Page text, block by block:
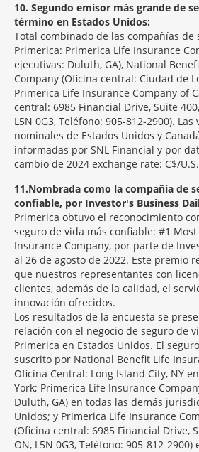
10 Segundo emisor más grande de
término en Estados Unidos:
Total combinado de las compañías de
Primerica: Primerica Life Insurance
ejecutivas: Duluth, GA), National
Company (Oficina central: Ciudad de
Primerica Life Insurance Company of
central: 6985 Financial Drive, Suite
L5N 0G3, Teléfono: 905-812-2900).
nominales de Estados Unidos y
informadas por SNL Financial y por
cambio de 2024 exchange rate: C$/
11 Nombrada como la compañía de
confiable, por Investor's Business
Primerica obtuvo el reconocimiento
seguro de vida más confiable: #1
Insurance Company, por parte de
al 26 de agosto de 2022. Este premio
que nuestros representantes con
clientes, además de la calidad, el
innovación ofrecidos.
Los resultados de la encuesta se
relación con el negocio de seguro de
Primerica en Estados Unidos. El
suscrito por National Benefit Life
Oficina Central: Long Island City, NY
York; Primerica Life Insurance
Duluth, GA) en todas las demás
Unidos; y Primerica Life Insurance
(Oficina central: 6985 Financial Drive,
ON, L5N 0G3, Teléfono: 905-812-2900)